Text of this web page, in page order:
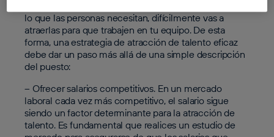
lo que las personas necesitan, difícilmente vas a
atraerlas para que trabajen en tu equipo. De esta
forma, una estrategia de atracción de talento eficaz
debe dar un paso más allá de una simple descripción
del puesto:
– Ofrecer salarios competitivos. En un mercado
laboral cada vez más competitivo, el salario sigue
siendo un factor determinante para la atracción de
talento. Es fundamental que realices un estudio de